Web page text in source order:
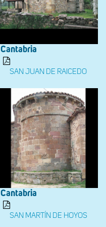
Cantabria
SAN JUAN DE RAICEDO
Cantabria
SAN MARTÍN DE HOYOS